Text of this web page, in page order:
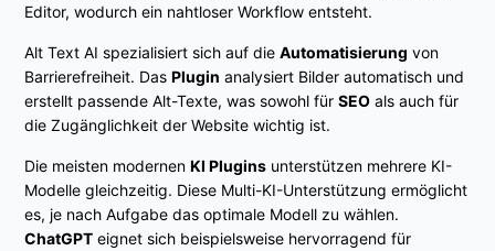
Editor, wodurch ein nahtloser Workflow entsteht.
Alt Text AI spezialisiert sich auf dieAutomatisierung von
Barrierefreiheit. DasPlugin analysiert Bilder automatisch und
erstellt passende Alt-Texte, was sowohl fürSEO als auch für
die Zugänglichkeit der Website wichtig ist.
Die meisten modernenKI Plugins unterstützen mehrere KI-
Modelle gleichzeitig. Diese Multi-KI-Unterstützung ermöglicht
es, je nach Aufgabe das optimale Modell zu wählen.
ChatGPT eignet sich beispielsweise hervorragend für